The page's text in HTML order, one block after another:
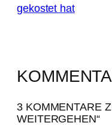
gekostet hat
3 KOMMENTARE
WEITERGEHEN“